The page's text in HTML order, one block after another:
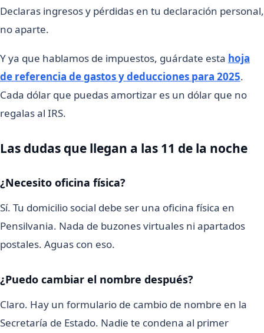
Declaras ingresos y pérdidas en tu declaración personal,
no aparte.
Y ya que hablamos de impuestos, guárdate esta hoja
de referencia de gastos y deducciones para 2025.
Cada dólar que puedas amortizar es un dólar que no
regalas al IRS.
Las dudas que llegan a las 11 de la noche
¿Necesito oficina física?
Sí. Tu domicilio social debe ser una oficina física en
Pensilvania. Nada de buzones virtuales ni apartados
postales. Aguas con eso.
¿Puedo cambiar el nombre después?
Claro. Hay un formulario de cambio de nombre en la
Secretaría de Estado. Nadie te condena al primer